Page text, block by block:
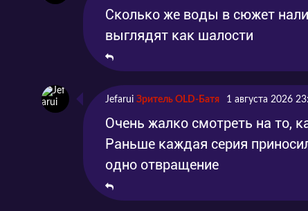
Сколько же воды в сюжет
выглядят как шалости
Jefarui Зритель OLD-Батя 1 августа 2026
Очень жалко смотреть на то,
Раньше каждая серия
одно отвращение